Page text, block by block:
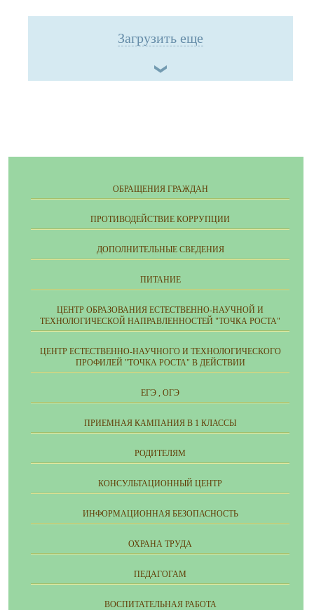
Загрузить еще
ОБРАЩЕНИЯ ГРАЖДАН
ПРОТИВОДЕЙСТВИЕ КОРРУПЦИИ
ДОПОЛНИТЕЛЬНЫЕ СВЕДЕНИЯ
ПИТАНИЕ
ЦЕНТР ОБРАЗОВАНИЯ ЕСТЕСТВЕННО-НАУЧНОЙ И
ТЕХНОЛОГИЧЕСКОЙ НАПРАВЛЕННОСТЕЙ "ТОЧКА РОСТА"
ЦЕНТР ЕСТЕСТВЕННО-НАУЧНОГО И ТЕХНОЛОГИЧЕСКОГО
ПРОФИЛЕЙ "ТОЧКА РОСТА" В ДЕЙСТВИИ
ЕГЭ , ОГЭ
ПРИЕМНАЯ КАМПАНИЯ В 1 КЛАССЫ
РОДИТЕЛЯМ
КОНСУЛЬТАЦИОННЫЙ ЦЕНТР
ИНФОРМАЦИОННАЯ БЕЗОПАСНОСТЬ
ОХРАНА ТРУДА
ПЕДАГОГАМ
ВОСПИТАТЕЛЬНАЯ РАБОТА